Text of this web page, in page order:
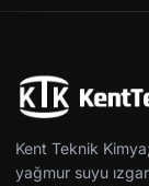
Kent Teknik
yağmur suyu